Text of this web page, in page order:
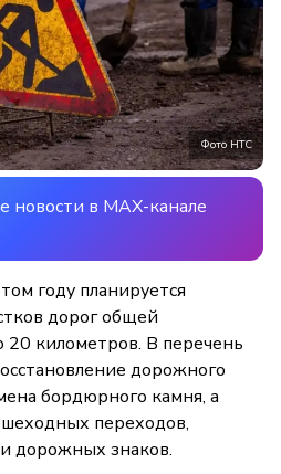
Фото НТС
новости в MAX-канале
году планируется
дорог общей
километров. В перечень
дорожного
бордюрного камня, а
переходов,
дорожных знаков.